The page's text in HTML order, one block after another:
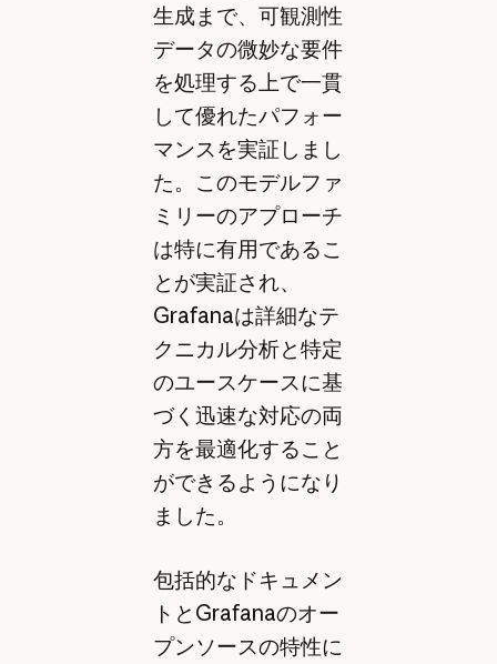
生成まで、可観測性
データの微妙な要件
を処理する上で一貫
して優れたパフォー
マンスを実証しまし
た。このモデルファ
ミリーのアプローチ
は特に有用であるこ
とが実証され、
Grafanaは詳細なテ
クニカル分析と特定
のユースケースに基
づく迅速な対応の両
方を最適化すること
ができるようになり
ました。
包括的なドキュメン
トとGrafanaのオー
プンソースの特性に